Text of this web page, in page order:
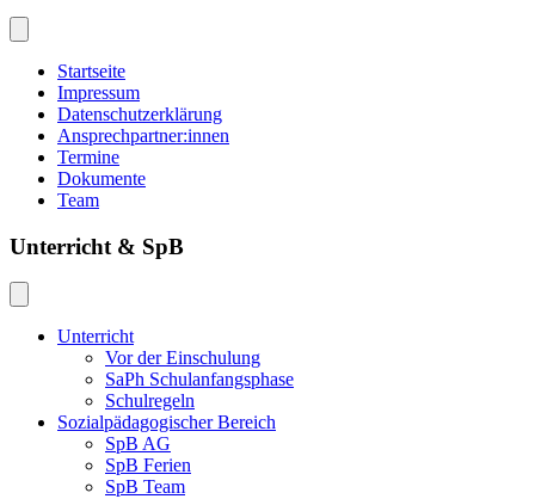
Startseite
Impressum
Datenschutzerklärung
Ansprechpartner:innen
Termine
Dokumente
Team
Unterricht & SpB
Unterricht
Vor der Einschulung
SaPh Schulanfangsphase
Schulregeln
Sozialpädagogischer Bereich
SpB AG
SpB Ferien
SpB Team